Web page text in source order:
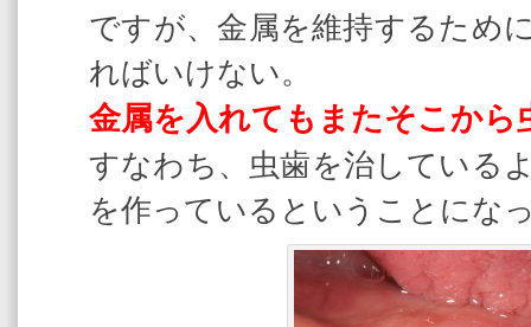
ですが、金属を維持するため
ればいけない。
金属を入れてもまたそこから
すなわち、虫歯を治している
を作っているということにな